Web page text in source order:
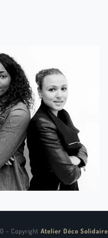
- Copyright Atelier Déco Solidaire